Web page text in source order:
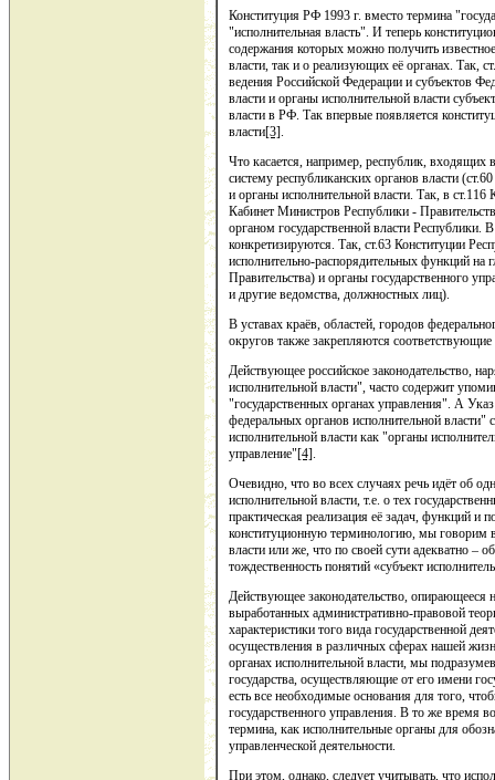
Конституция РФ 1993 г. вместо термина
"исполнительная власть". И теперь
содержания которых можно получить
власти, так и о реализующих её органах. Так,
ведения Российской Федерации и субъектов
власти и органы исполнительной власти
власти в РФ. Так впервые появляется
власти[3].
Что касается, например, республик, входящих
систему республиканских органов власти
и органы исполнительной власти. Так, в ст.116
Кабинет Министров Республики -
органом государственной власти Республики.
конкретизируются. Так, ст.63 Конституции
исполнительно-распорядительных функций на
Правительства) и органы государственного
и другие ведомства, должностных лиц).
В уставах краёв, областей, городов
округов также закрепляются
Действующее российское законодательство,
исполнительной власти", часто содержит
"государственных органах управления". А
федеральных органов исполнительной власти"
исполнительной власти как "органы
управление"[4].
Очевидно, что во всех случаях речь идёт об
исполнительной власти, т.е. о тех
практическая реализация её задач, функций
конституционную терминологию, мы говорим
власти или же, что по своей сути адекватно –
тождественность понятий «субъект
Действующее законодательство,
выработанных административно-правовой
характеристики того вида государственной
осуществления в различных сферах нашей
органах исполнительной власти, мы
государства, осуществляющие от его имени
есть все необходимые основания для того,
государственного управления. В то же время
термина, как исполнительные органы для
управленческой деятельности.
При этом, однако, следует учитывать, что